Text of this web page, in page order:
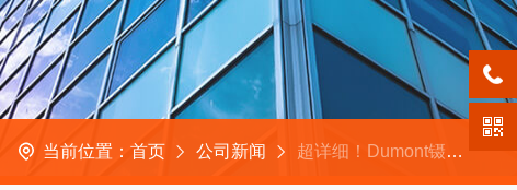
当前位置： 首页 公司新闻 超详细！Dumont镊子正确清洗步骤全指南